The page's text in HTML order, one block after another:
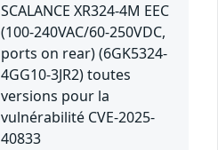
SCALANCE XR324-4M EEC
(100-240VAC/60-250VDC,
ports on rear) (6GK5324-
4GG10-3JR2) toutes
versions pour la
vulnérabilité CVE-2025-
40833